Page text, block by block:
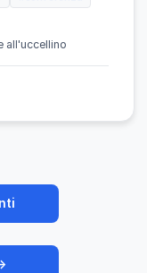
all'uccellino